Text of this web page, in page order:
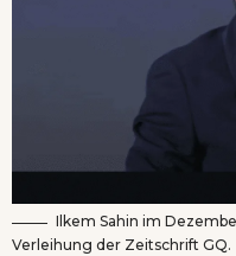
Ilkem Sahin im
Verleihung der Zeitschrift GQ.